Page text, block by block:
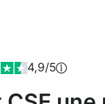
4,9/5